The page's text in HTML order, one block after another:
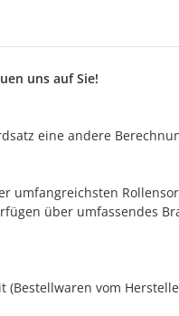
uns auf Sie!
eine andere
umfangreichsten
über umfassendes
(Bestellwaren vom